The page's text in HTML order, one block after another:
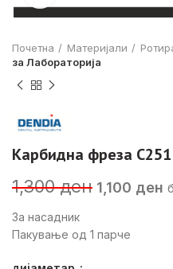
Почетна Материјали
за Лабораторија
Карбидна фреза C251
1,300ден Original
price
1,300 ден.
1,100 ден
За насадник
Пакување од 1 парче